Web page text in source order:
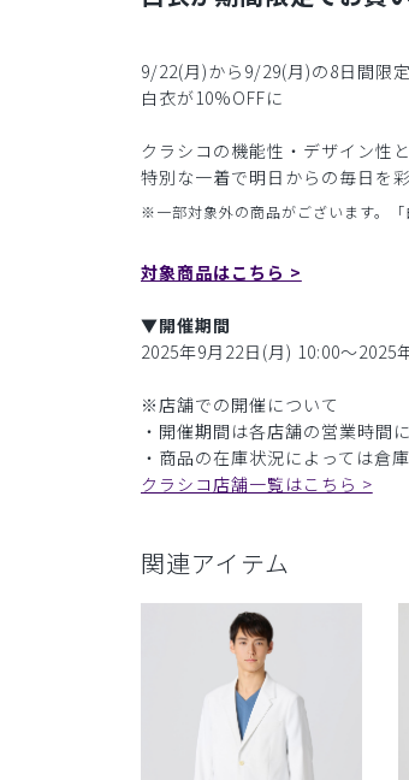
9/22(月)から9/29(月)の8日間限
白衣が10%OFFに
クラシコの機能性・デザイン性
特別な一着で明日からの毎日を
※一部対象外の商品がございます。「
対象商品はこちら >
▼開催期間
2025年9月22日(月) 10:00〜2025
※店舗での開催について
・開催期間は各店舗の営業時間に
・商品の在庫状況によっては倉
クラシコ店舗一覧はこちら >
関連アイテム